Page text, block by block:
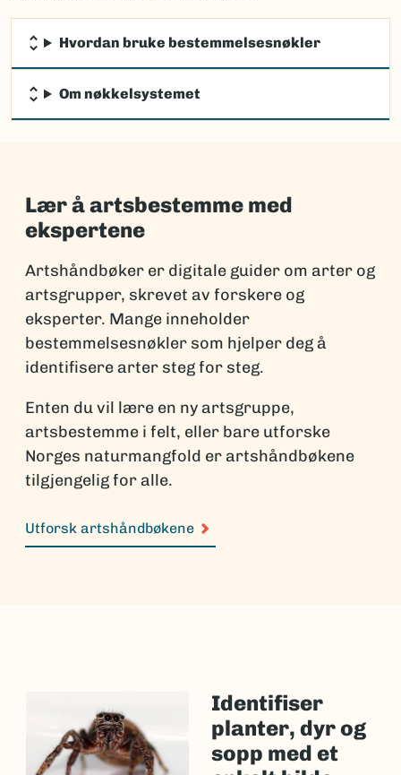
Hvordan bruke bestemmelsesnøkler
Om nøkkelsystemet
Lær å artsbestemme med
ekspertene
Artshåndbøker er digitale guider om arter og
artsgrupper, skrevet av forskere og
eksperter. Mange inneholder
bestemmelsesnøkler som hjelper deg å
identifisere arter steg for steg.
Enten du vil lære en ny artsgruppe,
artsbestemme i felt, eller bare utforske
Norges naturmangfold er artshåndbøkene
tilgjengelig for alle.
Utforsk artshåndbøkene
Identifiser
planter, dyr og
sopp med et